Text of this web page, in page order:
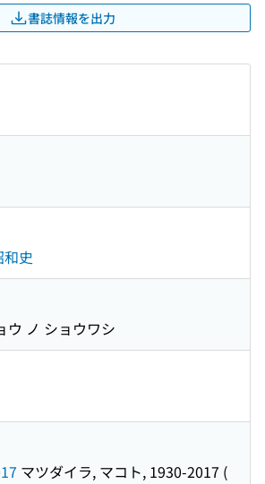
書誌情報を出力
史
ウ ノ ショウワシ
マツダイラ, マコト, 1930-2017 (